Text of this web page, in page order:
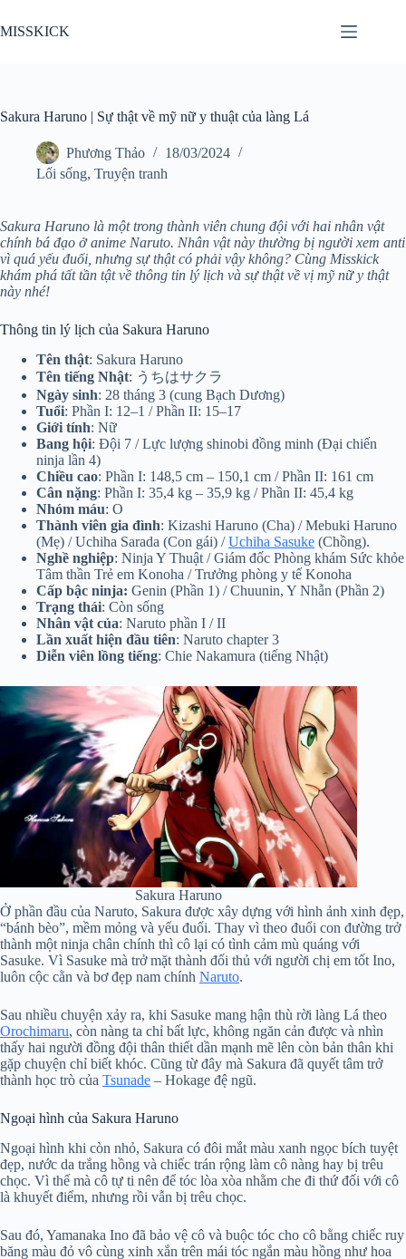
đến
phần
MISSKICK
Sakura Haruno | Sự thật về mỹ nữ y thuật của làng Lá
Phương Thảo
18/03/2024
Lối sống, Truyện tranh
Sakura Haruno là một trong thành viên chung đội với hai nhân vật
chính bá đạo ở anime Naruto. Nhân vật này thường bị người xem anti
vì quá yếu đuối, nhưng sự thật có phải vậy không? Cùng Misskick
khám phá tất tần tật về thông tin lý lịch và sự thật về vị mỹ nữ y thật
này nhé!
Thông tin lý lịch của Sakura Haruno
Tên thật: Sakura Haruno
Tên tiếng Nhật: うちはサクラ
Ngày sinh: 28 tháng 3 (cung Bạch Dương)
Tuổi: Phần I: 12–1 / Phần II: 15–17
Giới tính: Nữ
Bang hội: Đội 7 / Lực lượng shinobi đồng minh (Đại chiến
ninja lần 4)
Chiều cao: Phần I: 148,5 cm – 150,1 cm /Phần II: 161 cm
Cân nặng: Phần I: 35,4 kg – 35,9 kg /Phần II: 45,4 kg
Nhóm máu: O
Thành viên gia đình: Kizashi Haruno (Cha) / Mebuki Haruno
(Mẹ) / Uchiha Sarada (Con gái) /Uchiha Sasuke (Chồng).
Nghề nghiệp: Ninja Y Thuật / Giám đốc Phòng khám Sức khỏe
Tâm thần Trẻ em Konoha / Trưởng phòng y tế Konoha
Cấp bậc ninja: Genin (Phần 1) / Chuunin, Y Nhẫn (Phần 2)
Trạng thái: Còn sống
Nhân vật của: Naruto phần I / II
Lần xuất hiện đầu tiên: Naruto chapter 3
Diễn viên lồng tiếng: Chie Nakamura (tiếng Nhật)
Sakura Haruno
Ở phần đầu của Naruto, Sakura được xây dựng với hình ảnh xinh đẹp,
“bánh bèo”, mềm mỏng và yếu đuối. Thay vì theo đuổi con đường trở
thành một ninja chân chính thì cô lại có tình cảm mù quáng với
Sasuke. Vì Sasuke mà trở mặt thành đối thủ với người chị em tốt Ino,
luôn cộc cằn và bơ đẹp nam chính Naruto.
Sau nhiều chuyện xảy ra, khi Sasuke mang hận thù rời làng Lá theo
Orochimaru, còn nàng ta chỉ bất lực, không ngăn cản được và nhìn
thấy hai người đồng đội thân thiết dần mạnh mẽ lên còn bản thân khi
gặp chuyện chỉ biết khóc. Cũng từ đây mà Sakura đã quyết tâm trở
thành học trò của Tsunade – Hokage đệ ngũ.
Ngoại hình của Sakura Haruno
Ngoại hình khi còn nhỏ, Sakura có đôi mắt màu xanh ngọc bích tuyệt
đẹp, nước da trắng hồng và chiếc trán rộng làm cô nàng hay bị trêu
chọc. Vì thế mà cô tự ti nên để tóc lòa xòa nhằm che đi thứ đối với cô
là khuyết điểm, nhưng rồi vẫn bị trêu chọc.
Sau đó, Yamanaka Ino đã bảo vệ cô và buộc tóc cho cô bằng chiếc ruy
băng màu đỏ vô cùng xinh xắn trên mái tóc ngắn màu hồng như hoa